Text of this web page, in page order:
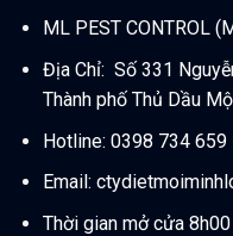
ML PEST CONTROL
Địa Chỉ: Số 331
Thành phố Thủ Dầu
Hotline: 0398 734
Email:
Thời gian mở cửa